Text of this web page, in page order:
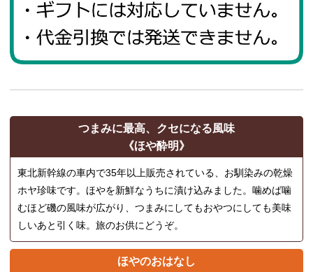
つまみに最高、クセになる風味
《ほや酔明》
東北新幹線の車内で35年以上販売されている、お馴染みの乾燥
ホヤ珍味です。ほやを新鮮なうちに漬け込みました。噛めば噛
むほど磯の風味が広がり、つまみにしてもおやつにしても美味
しいあと引く味。旅のお供にどうぞ。
ほやのおはなし